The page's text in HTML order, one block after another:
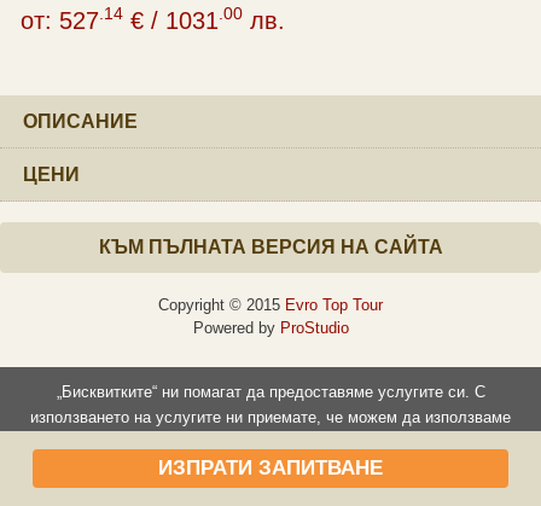
от: 527 .14 € / 1031 .00 лв.
ОПИСАНИЕ
ЦЕНИ
ИЗПРАТИ ЗАПИТВАНЕ
КЪМ ПЪЛНАТА ВЕРСИЯ НА САЙТА
Copyright © 2015 Evro Top Tour
Powered by ProStudio
„Бисквитките“ ни помагат да предоставяме услугите си. С
използването на услугите ни приемате, че можем да използваме
Прочети повече Съгласен съм